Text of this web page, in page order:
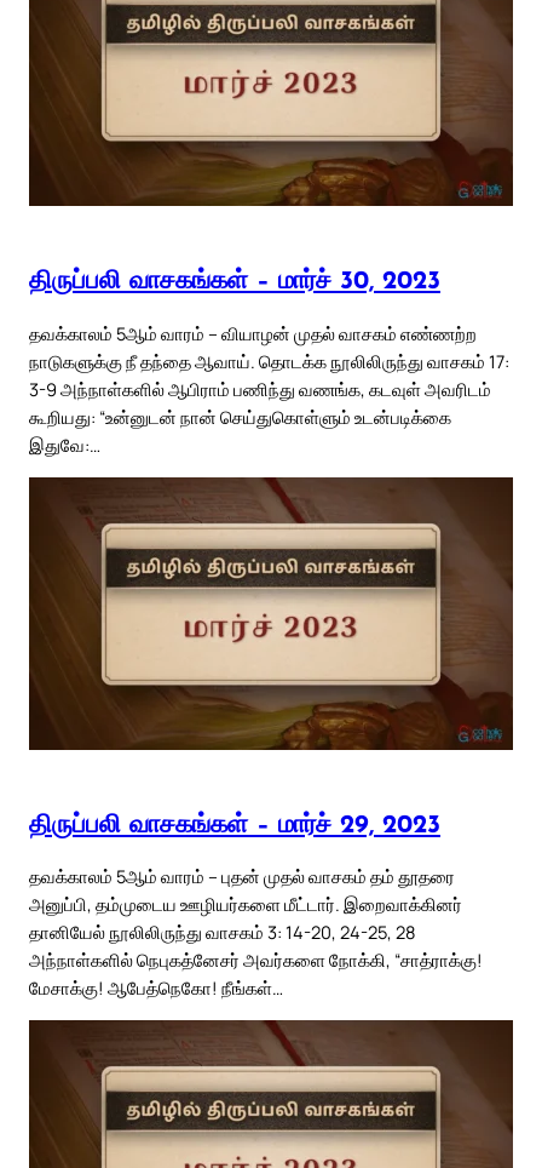
திருப்பலி வாசகங்கள் – மார்ச் 30, 2023
தவக்காலம் 5ஆம் வாரம் – வியாழன் முதல் வாசகம் எண்ணற்ற
நாடுகளுக்கு நீ தந்தை ஆவாய். தொடக்க நூலிலிருந்து வாசகம் 17:
3-9 அந்நாள்களில் ஆபிராம் பணிந்து வணங்க, கடவுள் அவரிடம்
கூறியது: “உன்னுடன் நான் செய்துகொள்ளும் உடன்படிக்கை
இதுவே:…
திருப்பலி வாசகங்கள் – மார்ச் 29, 2023
தவக்காலம் 5ஆம் வாரம் – புதன் முதல் வாசகம் தம் தூதரை
அனுப்பி, தம்முடைய ஊழியர்களை மீட்டார். இறைவாக்கினர்
தானியேல் நூலிலிருந்து வாசகம் 3: 14-20, 24-25, 28
அந்நாள்களில் நெபுகத்னேசர் அவர்களை நோக்கி, “சாத்ராக்கு!
மேசாக்கு! ஆபேத்நெகோ! நீங்கள்…